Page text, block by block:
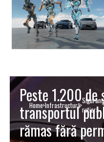
Home Infrastructură rutieră
Peste 1.200
transportul
rămas fără